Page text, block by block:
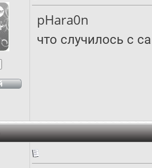
pHara0n
что случилось с